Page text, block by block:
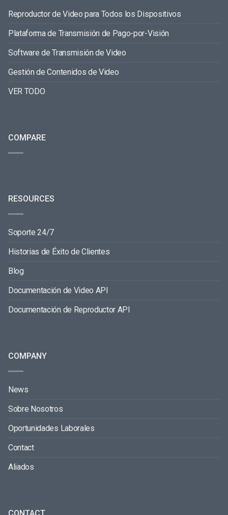
Reproductor de Video para Todos los Dispositivos
Plataforma de Transmisión de Pago-por-Visión
Software de Transmisión de Video
Gestión de Contenidos de Video
VER TODO
COMPARE
RESOURCES
Soporte 24/7
Historias de Éxito de Clientes
Blog
Documentación de Video API
Documentación de Reproductor API
COMPANY
News
Sobre Nosotros
Oportunidades Laborales
Contact
Aliados